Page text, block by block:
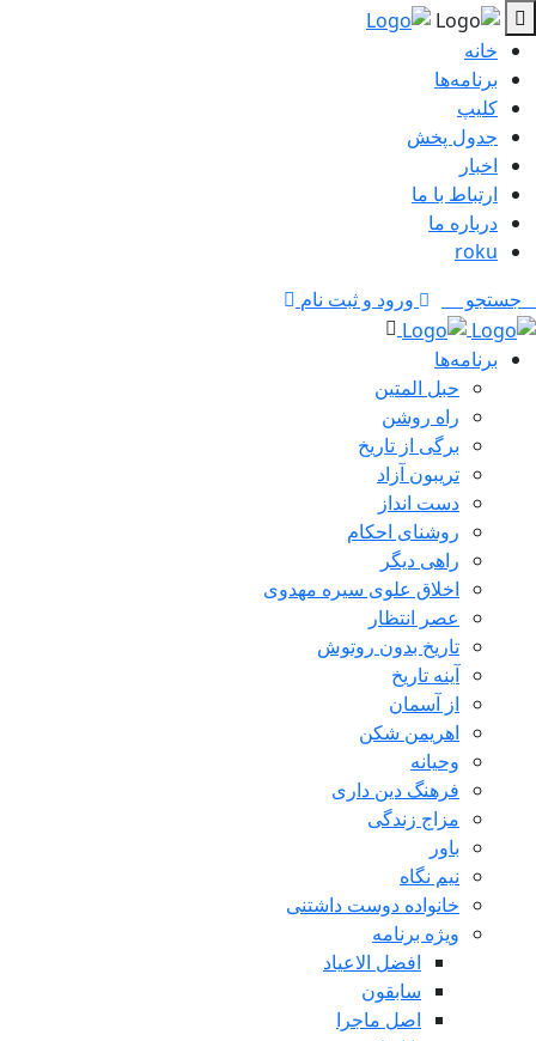
خانه
برنامه‌ها
کلیپ
جدول پخش
اخبار
ارتباط با ما
درباره ما
roku
جستجو
ورود و ثبت نام
برنامه‌ها
حبل المتین
راه روشن
برگی از تاریخ
تریبون آزاد
دست انداز
روشنای احکام
راهی دیگر
اخلاق علوی سیره مهدوی
عصر انتظار
تاریخ بدون روتوش
آینه تاریخ
از آسمان
اهریمن شکن
وحیانه
فرهنگ دین داری
مزاج زندگی
باور
نیم نگاه
خانواده دوست داشتنی
ویژه برنامه
افضل الاعیاد
سابقون
اصل ماجرا